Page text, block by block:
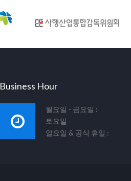
Business Hour
월요일 - 금요일 :
토요일
일요일 & 공식 휴일 :